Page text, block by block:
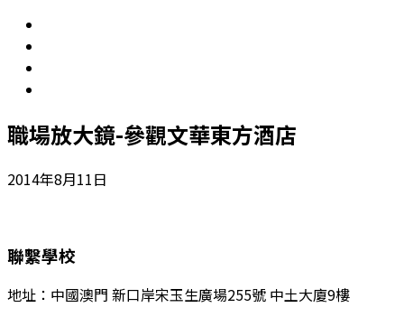
職場放大鏡-參觀文華東方酒店
2014年8月11日
聯繫學校
地址：中國澳門 新口岸宋玉生廣場255號 中土大廈9樓